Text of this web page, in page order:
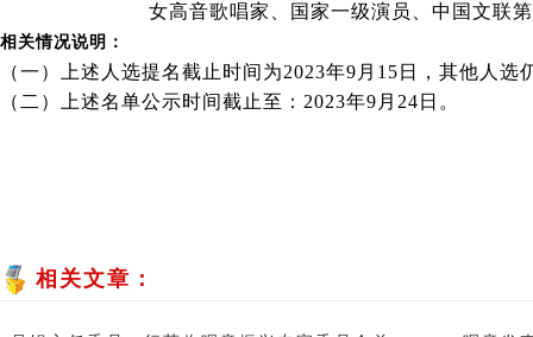
女高音歌唱家、国家一级演员、中国文联第六届全
相关情况说明：
（一）上述人选提名截止时间为2023年9月15日，其他人选
（二）上述名单公示时间截止至：2023年9月24日。
相关文章：